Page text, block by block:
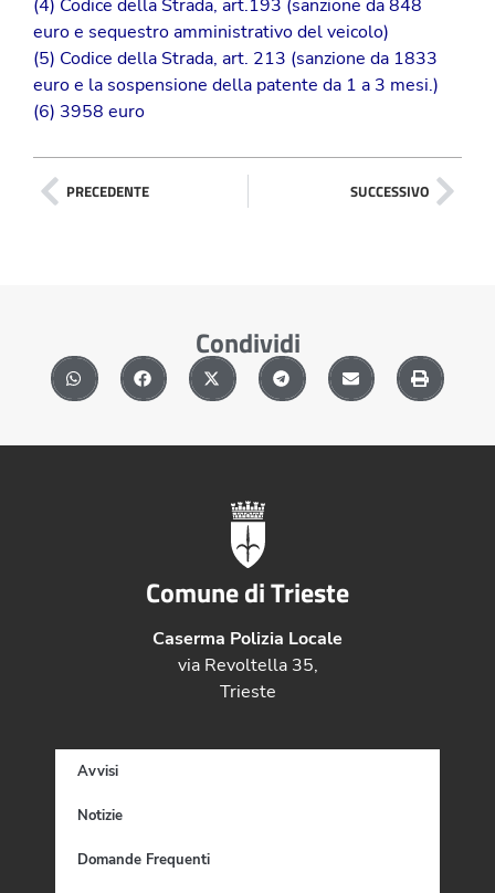
(4) Codice della Strada, art.193 (sanzione da 848
euro e sequestro amministrativo del veicolo)
(5) Codice della Strada, art. 213 (sanzione da 1833
euro e la sospensione della patente da 1 a 3 mesi.)
(6) 3958 euro
PRECEDENTE SUCCESSIVO
Condividi
Comune di Trieste
Caserma Polizia Locale
via Revoltella 35,
Trieste
Avvisi
Notizie
Domande Frequenti